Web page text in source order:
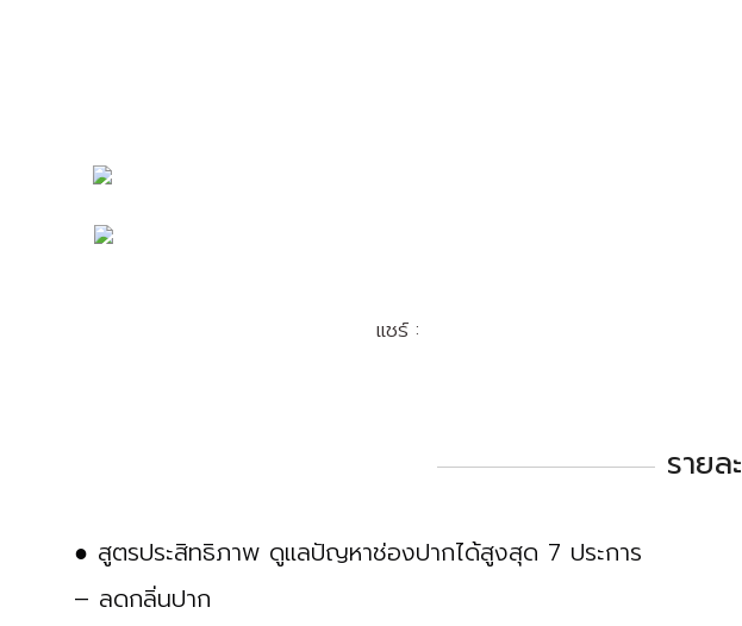
แชร์ :
ราย
● สูตรประสิทธิภาพ ดูแลปัญหาช่องปากได้สูงสุด 7 ประการ
– ลดกลิ่นปาก